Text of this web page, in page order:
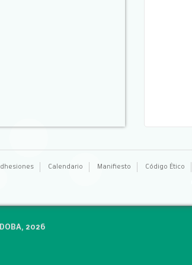
Calendario Manifiesto Código Ético
2026